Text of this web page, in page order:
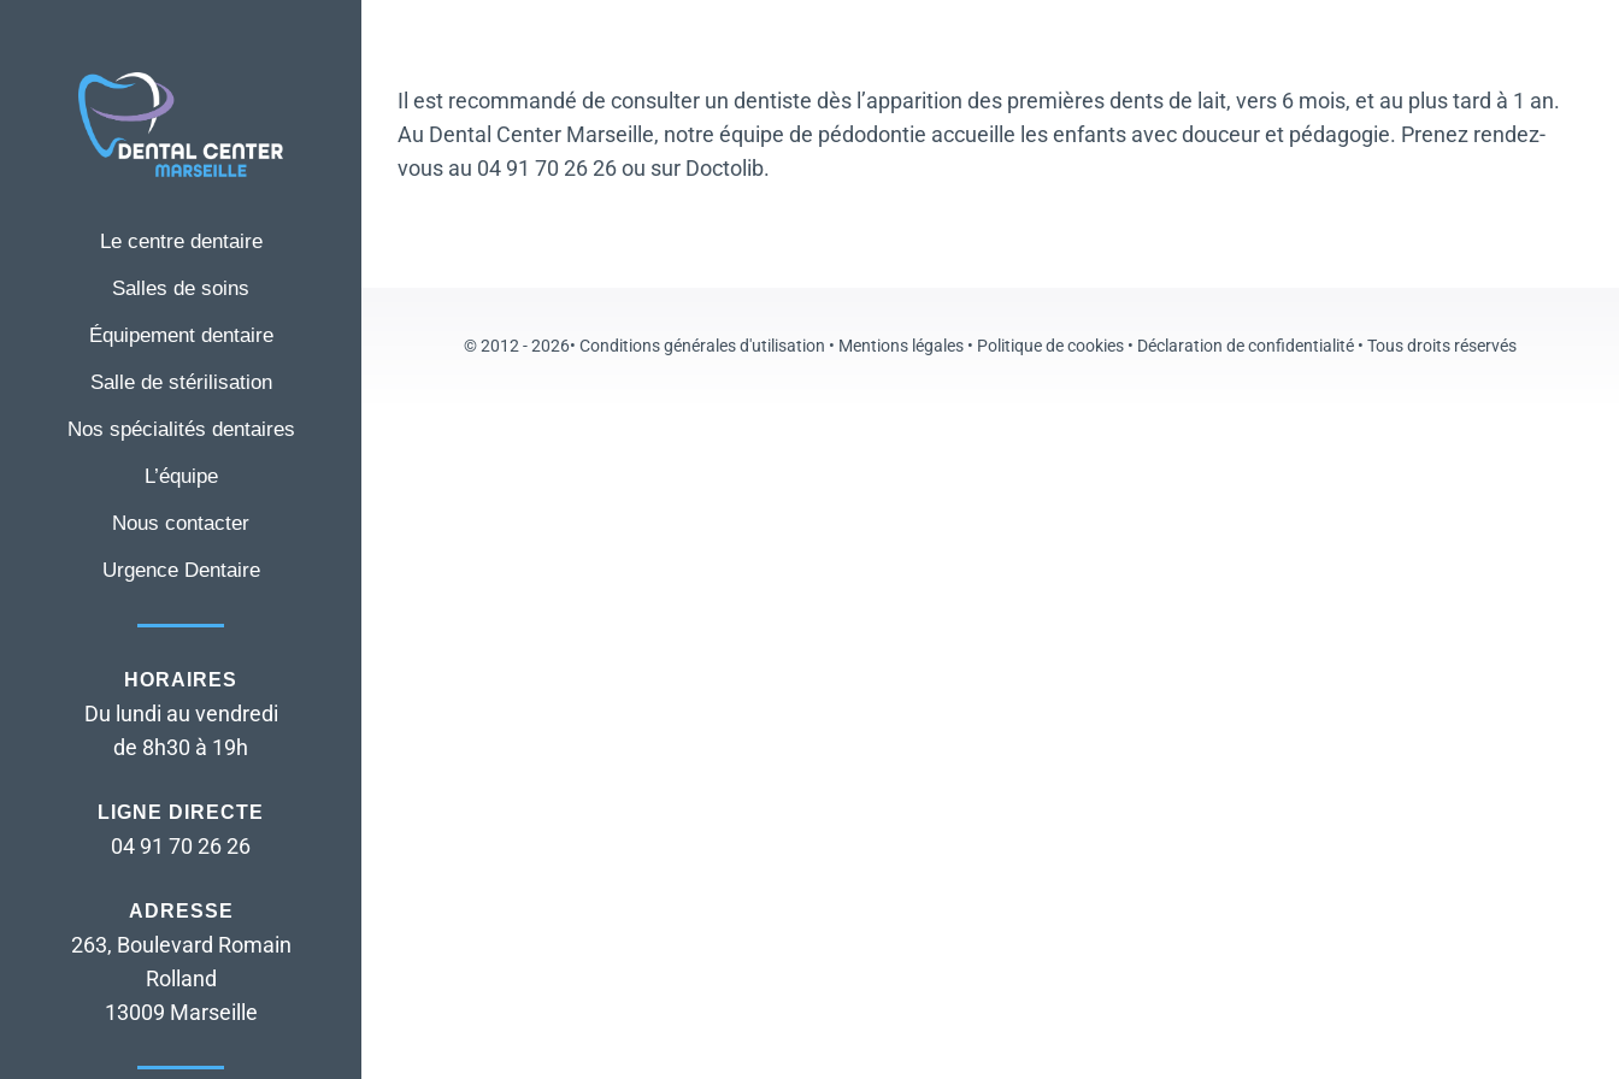
Le centre dentaire
Salles de soins
Équipement dentaire
Salle de stérilisation
Nos spécialités dentaires
L’équipe
Nous contacter
Urgence Dentaire
HORAIRES
Du lundi au vendredi
de 8h30 à 19h
LIGNE DIRECTE
04 91 70 26 26
ADRESSE
263, Boulevard Romain
Rolland
13009 Marseille
Il est recommandé de consulter un dentiste dès l’apparition des premières dents de lait, vers 6 mois, et au plus tard à 1 an.
Au Dental Center Marseille, notre équipe de pédodontie accueille les enfants avec douceur et pédagogie. Prenez rendez-
vous au 04 91 70 26 26ou sur Doctolib.
© 2012 - 2026• Conditions générales d'utilisation • Mentions légales • Politique de cookies • Déclaration de confidentialité • Tous droits réservés